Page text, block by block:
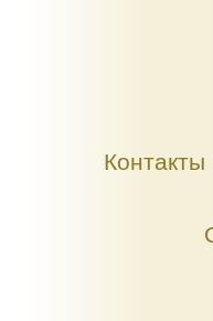
Контакты